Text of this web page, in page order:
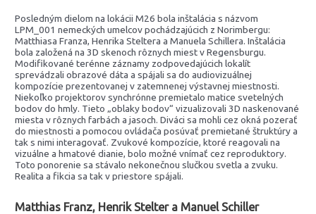
Posledným dielom na lokácii M26 bola inštalácia s názvom
LPM_001 nemeckých umelcov pochádzajúcich z Norimbergu:
Matthiasa Franza, Henrika Steltera a Manuela Schillera. Inštalácia
bola založená na 3D skenoch rôznych miest v Regensburgu.
Modifikované terénne záznamy zodpovedajúcich lokalít
sprevádzali obrazové dáta a spájali sa do audiovizuálnej
kompozície prezentovanej v zatemnenej výstavnej miestnosti.
Niekoľko projektorov synchrónne premietalo matice svetelných
bodov do hmly. Tieto „oblaky bodov“ vizualizovali 3D naskenované
miesta v rôznych farbách a jasoch. Diváci sa mohli cez okná pozerať
do miestnosti a pomocou ovládača posúvať premietané štruktúry a
tak s nimi interagovať. Zvukové kompozície, ktoré reagovali na
vizuálne a hmatové dianie, bolo možné vnímať cez reproduktory.
Toto ponorenie sa stávalo nekonečnou slučkou svetla a zvuku.
Realita a fikcia sa tak v priestore spájali.
Matthias Franz, Henrik Stelter a Manuel Schiller